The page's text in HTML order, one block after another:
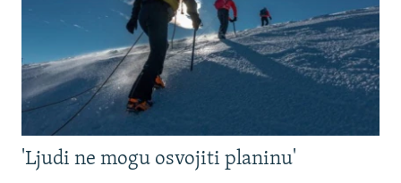
'Ljudi ne mogu osvojiti planinu'